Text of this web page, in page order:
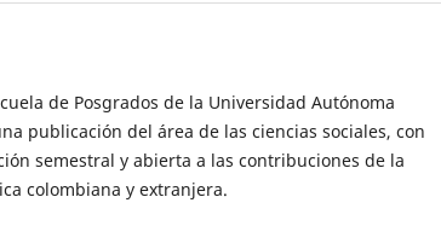
de Posgrados de la Universidad Autónoma
publicación del área de las ciencias sociales, con
semestral y abierta a las contribuciones de la
colombiana y extranjera.